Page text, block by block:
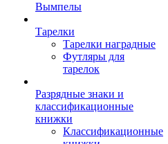
Вымпелы
Тарелки
Тарелки наградные
Футляры для
тарелок
Разрядные знаки и
классификационные
книжки
Классификационные